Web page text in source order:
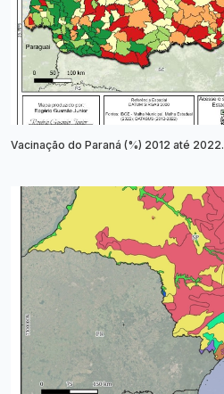
Vacinação do Paraná (%) 2012 até 2022.